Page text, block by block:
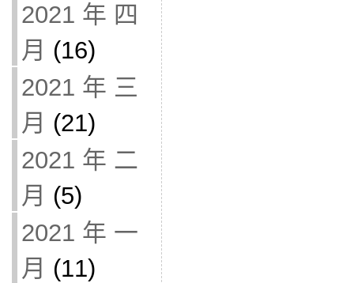
2021 年 四
月 (16)
2021 年 三
月 (21)
2021 年 二
月 (5)
2021 年 一
月 (11)